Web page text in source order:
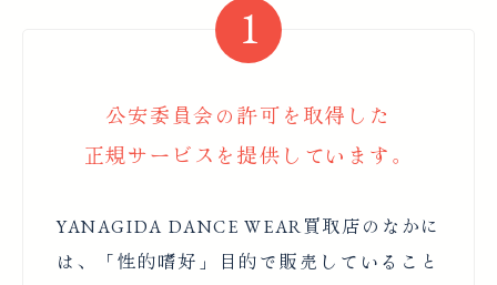
公安委員会の許可を取得した
正規サービスを提供しています。
YANAGIDA DANCE WEAR買取店のなかに
は、「性的嗜好」目的で販売していること